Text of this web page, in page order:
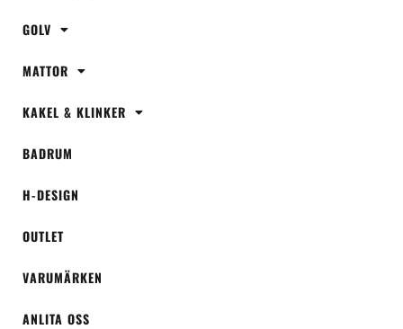
GOLV
MATTOR
KAKEL & KLINKER
BADRUM
H-DESIGN
OUTLET
VARUMÄRKEN
ANLITA OSS